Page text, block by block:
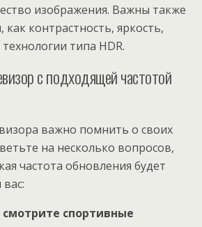
изображения. Важны также
контрастность, яркость,
типа HDR.
с подходящей частотой
важно помнить о своих
на несколько вопросов,
частота обновления будет
спортивные